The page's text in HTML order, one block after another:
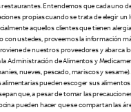
Entendemos que cada uno
propias cuando se trata de elegir un
aquellos clientes que tienen
ustedes, proveemos la información
de nuestros proveedores y abarca
Administración de Alimentos y
nueves, pescado, mariscos y
pueden escoger sus
que, a pesar de tomar las
pueden hacer que se compartan las